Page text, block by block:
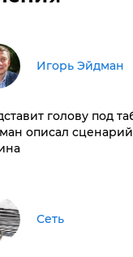
Игорь Эйдман
голову под
описал сценарий
Сеть